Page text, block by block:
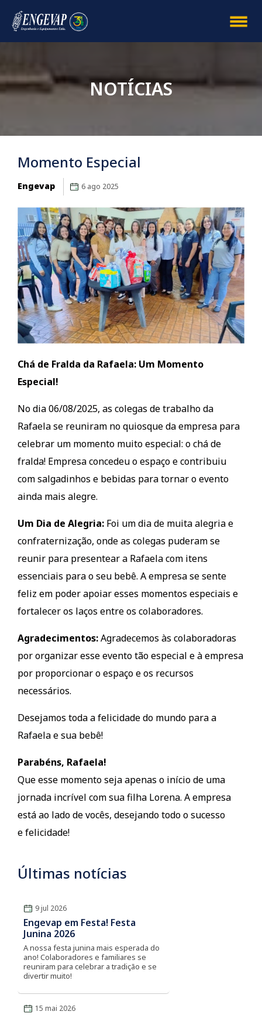
NOTÍCIAS
Momento Especial
Engevap 6 ago 2025
Chá de Fralda da Rafaela: Um Momento
Especial!
No dia 06/08/2025, as colegas de trabalho da
Rafaela se reuniram no quiosque da empresa para
celebrar um momento muito especial: o chá de
fralda! Empresa concedeu o espaço e contribuiu
com salgadinhos e bebidas para tornar o evento
ainda mais alegre.
Um Dia de Alegria: Foi um dia de muita alegria e
confraternização, onde as colegas puderam se
reunir para presentear a Rafaela com itens
essenciais para o seu bebê. A empresa se sente
feliz em poder apoiar esses momentos especiais e
fortalecer os laços entre os colaboradores.
Agradecimentos:Agradecemos às colaboradoras
por organizar esse evento tão especial e à empresa
por proporcionar o espaço e os recursos
necessários.
Desejamos toda a felicidade do mundo para a
Rafaela e sua bebê!
Parabéns, Rafaela!
Que esse momento seja apenas o início de uma
jornada incrível com sua filha Lorena. A empresa
está ao lado de vocês, desejando todo o sucesso
e felicidade!
Últimas notícias
9 jul 2026
Engevap em Festa! Festa
Junina 2026
A nossa festa junina mais esperada do
ano! Colaboradores e familiares se
reuniram para celebrar a tradição e se
divertir muito!
15 mai 2026